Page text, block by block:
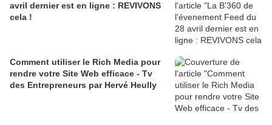
avril dernier est en ligne : REVIVONS
cela !
Comment utiliser le Rich Media pour
rendre votre Site Web efficace - Tv
des Entrepreneurs par Hervé Heully